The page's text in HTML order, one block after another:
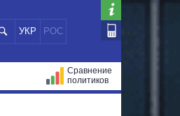
УКР РОС
Сравнение
политиков